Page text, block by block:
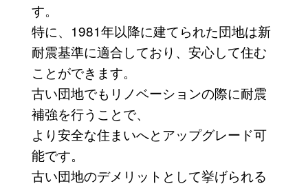
す。
特に、1981年以降に建てられた団地は新
耐震基準に適合しており、安心して住む
ことができます。
古い団地でもリノベーションの際に耐震
補強を行うことで、
より安全な住まいへとアップグレード可
能です。
古い団地のデメリットとして挙げられる